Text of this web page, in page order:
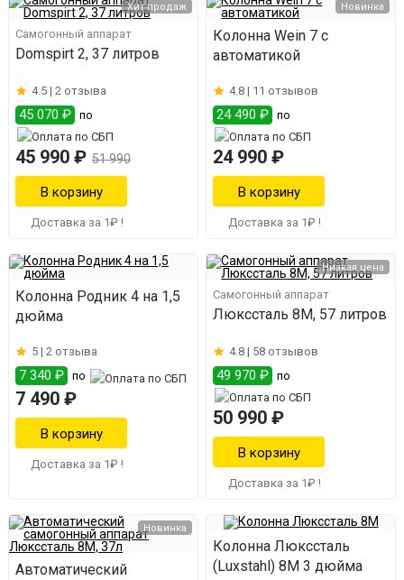
Хит продаж
Самогонный аппарат
Domspirt 2, 37 литров
4.5 | 2 отзыва
45 070 ₽ по
45 990 ₽ 51 990
Доставка за 1₽ !
Новинка
Колонна Wein 7 с
автоматикой
4.8 | 11 отзывов
24 490 ₽ по
24 990 ₽
Доставка за 1₽ !
Колонна Родник 4 на 1,5
дюйма
5 | 2 отзыва
7 340 ₽ по
7 490 ₽
Доставка за 1₽ !
Низкая цена
Самогонный аппарат
Люкссталь 8М, 57 литров
4.8 | 58 отзывов
49 970 ₽ по
50 990 ₽
Доставка за 1₽ !
Новинка
Автоматический
Колонна Люкссталь
(Luxstahl) 8М 3 дюйма